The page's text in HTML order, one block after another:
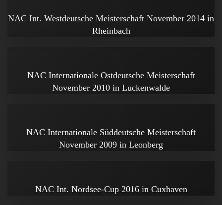
NAC Int. Westdeutsche Meisterschaft November 2014 in
Rheinbach
NAC Internationale Ostdeutsche Meisterschaft
November 2010 in Luckenwalde
NAC Internationale Süddeutsche Meisterschaft
November 2009 in Leonberg
NAC Int. Nordsee-Cup 2016 in Cuxhaven